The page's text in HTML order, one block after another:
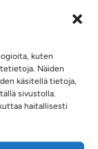
kuten
Näiden
käsitellä tietoja,
sivustolla.
haitallisesti